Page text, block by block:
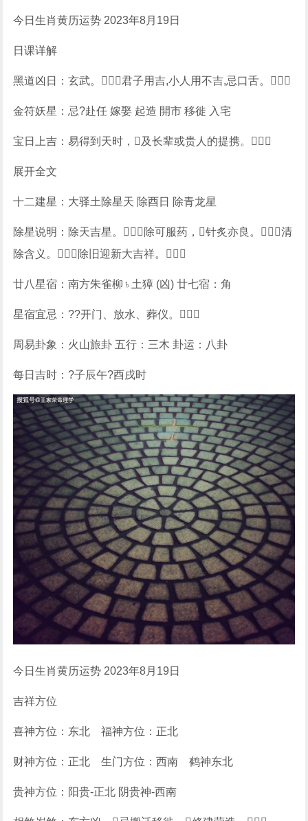
今日生肖黄历运势 2023年8月19日
日课详解
黑道凶日：玄武。君子用吉,小人用不吉,忌口舌。
金符妖星：忌?赴任 嫁娶 起造 開市 移徙 入宅
宝日上吉：易得到天时，及长辈或贵人的提携。
展开全文
十二建星：大驿土除星天 除酉日 除青龙星
除星说明：除天吉星。除可服药，针炙亦良。清
除含义。除旧迎新大吉祥。
廿八星宿：南方朱雀柳♄土獐 (凶) 廿七宿：角
星宿宜忌：??开门、放水、葬仪。
周易卦象：火山旅卦 五行：三木 卦运：八卦
每日吉时：?子辰午?酉戌时
今日生肖黄历运势 2023年8月19日
吉祥方位
喜神方位：东北 福神方位：正北
财神方位：正北 生门方位：西南 鹤神东北
贵神方位：阳贵-正北 阴贵神-西南